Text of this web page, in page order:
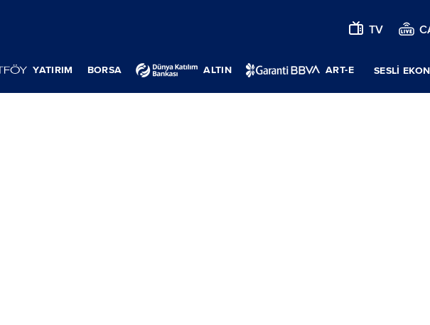
TV
YATIRIM BORSA ALTIN ART-E SESLİ